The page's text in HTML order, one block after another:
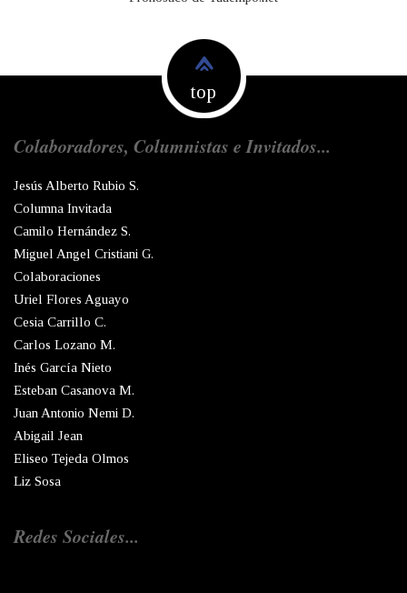
top
Colaboradores, Columnistas e Invitados...
Jesús Alberto Rubio S.
Columna Invitada
Camilo Hernández S.
Miguel Angel Cristiani G.
Colaboraciones
Uriel Flores Aguayo
Cesia Carrillo C.
Carlos Lozano M.
Inés García Nieto
Esteban Casanova M.
Juan Antonio Nemi D.
Abigail Jean
Eliseo Tejeda Olmos
Liz Sosa
Redes Sociales...